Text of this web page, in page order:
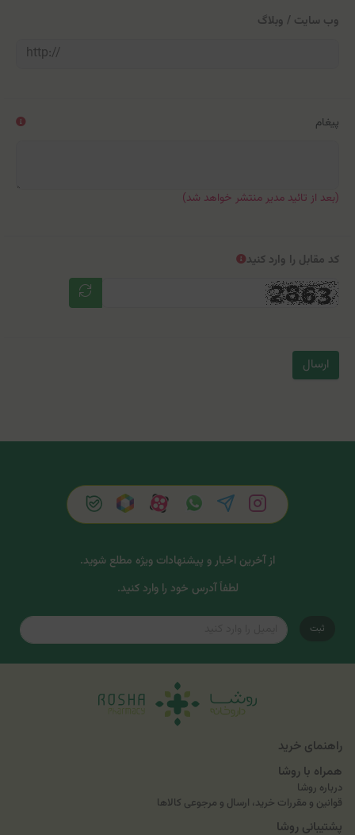
وب سایت / وبلاگ
پیغام
(بعد از تائید مدیر منتشر خواهد شد)
کد مقابل را وارد کنید
ارسال
از آخرین اخبار و پیشنهادات ویژه مطلع شوید.
لطفاً آدرس خود را وارد کنید.
ثبت
راهنمای خرید
همراه با روشا
درباره روشا
قوانین و مقررات خرید، ارسال و مرجوعی کالاها
پشتیبانی روشا